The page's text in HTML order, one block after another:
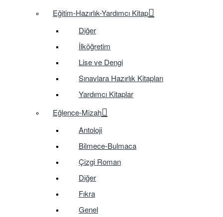
Eğitim-Hazırlık-Yardımcı Kitap
Diğer
İlköğretim
Lise ve Dengi
Sınavlara Hazırlık Kitapları
Yardımcı Kitaplar
Eğlence-Mizah
Antoloji
Bilmece-Bulmaca
Çizgi Roman
Diğer
Fıkra
Genel